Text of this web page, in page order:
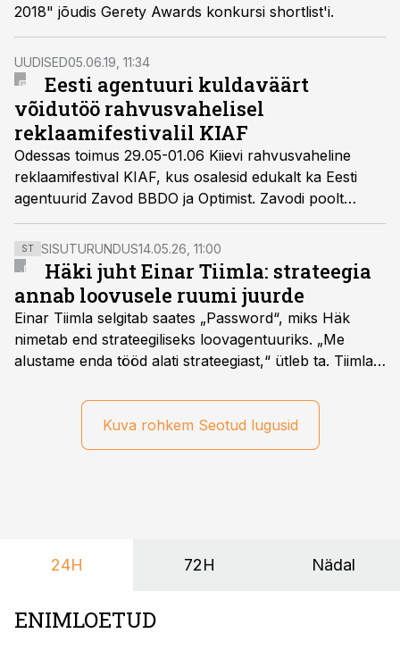
2018" jõudis Gerety Awards konkursi shortlist'i.
UUDISED05.06.19, 11:34
Eesti agentuuri kuldaväärt
võidutöö rahvusvahelisel
reklaamifestivalil KIAF
Odessas toimus 29.05-01.06 Kiievi rahvusvaheline
reklaamifestival KIAF, kus osalesid edukalt ka Eesti
agentuurid Zavod BBDO ja Optimist. Zavodi poolt
tehtud „Maailmakoristuspäev 2018“ tunnistati
integreeritud reklaamikampaaniate kategoorias kulla
vääriliseks ning agentuuri loovjuht Silvar Laasik jagas
võidutöö tagamaid.
ST SISUTURUNDUS14.05.26, 11:00
Häki juht Einar Tiimla: strateegia
annab loovusele ruumi juurde
Einar Tiimla selgitab saates „Password“, miks Häk
nimetab end strateegiliseks loovagentuuriks. „Me
alustame enda tööd alati strateegiast,“ ütleb ta. Tiimla
hakkab alles esimeste visuaalide pealt mõtlema, mida
ta tegelikult tahab.Kuva rohkem Seotud lugusid
24H 72H Nädal
ENIMLOETUD